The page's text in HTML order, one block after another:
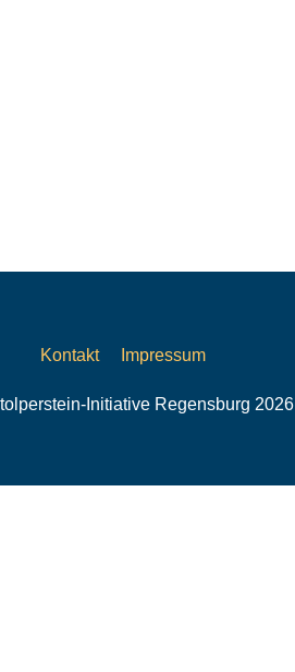
Kontakt Impressum
Initiative Regensburg 2026